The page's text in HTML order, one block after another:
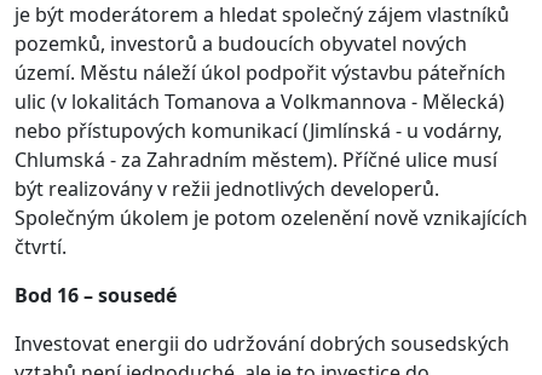
je být moderátorem a hledat společný zájem vlastníků
pozemků, investorů a budoucích obyvatel nových
území. Městu náleží úkol podpořit výstavbu páteřních
ulic (v lokalitách Tomanova a Volkmannova - Mělecká)
nebo přístupových komunikací (Jimlínská - u vodárny,
Chlumská - za Zahradním městem). Příčné ulice musí
být realizovány v režii jednotlivých developerů.
Společným úkolem je potom ozelenění nově vznikajících
čtvrtí.
Bod 16 – sousedé
Investovat energii do udržování dobrých sousedských